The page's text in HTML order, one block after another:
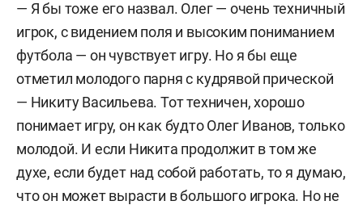
— Я бы тоже его назвал. Олег — очень техничный
игрок, с видением поля и высоким пониманием
футбола — он чувствует игру. Но я бы еще
отметил молодого парня с кудрявой прической
— Никиту Васильева. Тот техничен, хорошо
понимает игру, он как будто Олег Иванов, только
молодой. И если Никита продолжит в том же
духе, если будет над собой работать, то я думаю,
что он может вырасти в большого игрока. Но не